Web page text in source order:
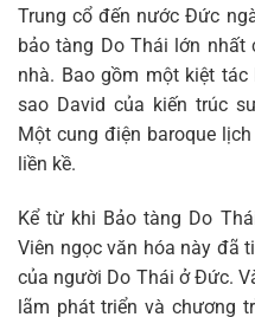
Trung cổ đến nước Đức
bảo tàng Do Thái lớn nhất
nhà. Bao gồm một kiệt
sao David của kiến ​​trúc
Một cung điện baroque
liền kề.
Kể từ khi Bảo tàng Do
Viên ngọc văn hóa này đã
của người Do Thái ở Đức.
lãm phát triển và chương